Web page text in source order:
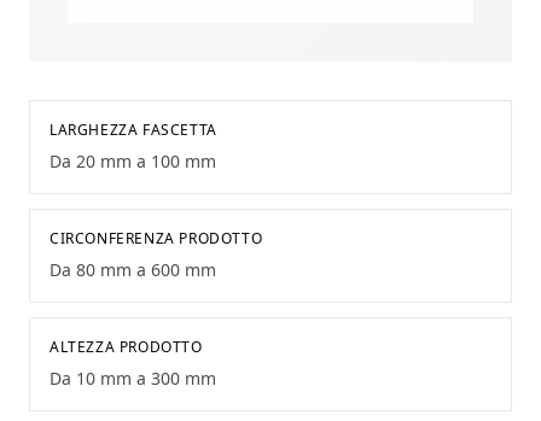
LARGHEZZA FASCETTA
Da 20 mm a 100 mm
CIRCONFERENZA PRODOTTO
Da 80 mm a 600 mm
ALTEZZA PRODOTTO
Da 10 mm a 300 mm